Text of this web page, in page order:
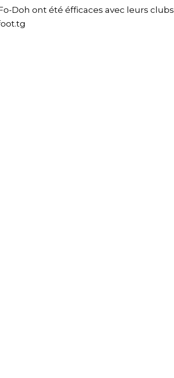
Doh ont été éfficaces avec leurs clubs